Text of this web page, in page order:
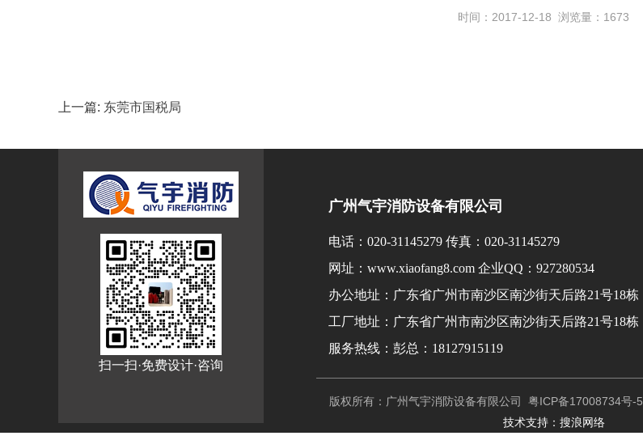
时间：2017-12-18 浏览量：1673
上一篇: 东莞市国税局
扫一扫·免费设计·咨询
广州气宇消防设备有限公司
电话：020-31145279 传真：020-31145279
网址：www.xiaofang8.com 企业QQ：927280534
办公地址：广东省广州市南沙区南沙街天后路21号18栋
工厂地址：广东省广州市南沙区南沙街天后路21号18栋
服务热线：彭总：18127915119
版权所有：广州气宇消防设备有限公司
粤ICP备17008734号-5
技术支持：搜浪网络